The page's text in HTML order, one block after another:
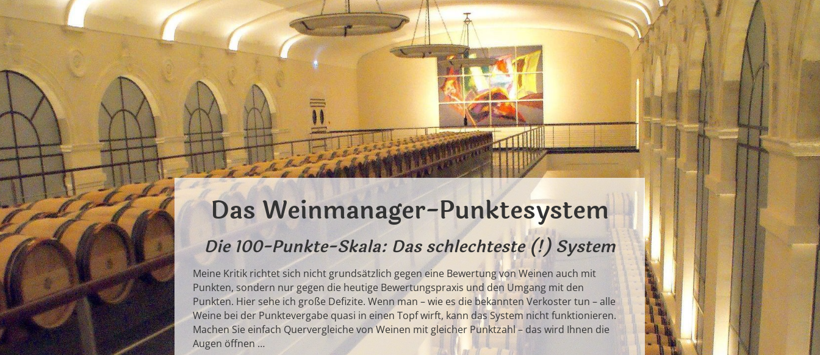
Das Weinmanager-Punktesystem
Die 100-Punkte-Skala: Das schlechteste (!) System
Meine Kritik richtet sich nicht grundsätzlich gegen eine Bewertung von Weinen auch mit
Punkten, sondern nur gegen die heutige Bewertungspraxis und den Umgang mit den
Punkten. Hier sehe ich große Defizite. Wenn man – wie es die bekannten Verkoster tun – alle
Weine bei der Punktevergabe quasi in einen Topf wirft, kann das System nicht funktionieren.
Machen Sie einfach Quervergleiche von Weinen mit gleicher Punktzahl – das wird Ihnen die
Augen öffnen …